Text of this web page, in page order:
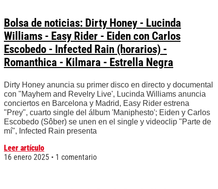
Bolsa de noticias: Dirty Honey - Lucinda
Williams - Easy Rider - Eiden con Carlos
Escobedo - Infected Rain (horarios) -
Romanthica - Kilmara - Estrella Negra
Dirty Honey anuncia su primer disco en directo y documental
con "Mayhem and Revelry Live', Lucinda Williams anuncia
conciertos en Barcelona y Madrid, Easy Rider estrena
"Prey", cuarto single del álbum 'Maniphesto'; Eiden y Carlos
Escobedo (Sôber) se unen en el single y videoclip "Parte de
mí", Infected Rain presenta
Leer artículo
16 enero 2025
1 comentario